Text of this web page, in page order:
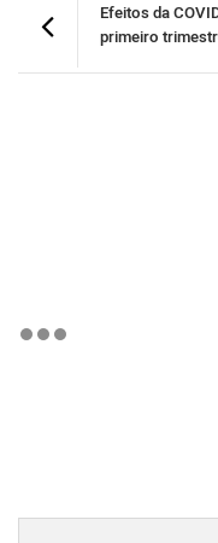
Efeitos da
primeiro